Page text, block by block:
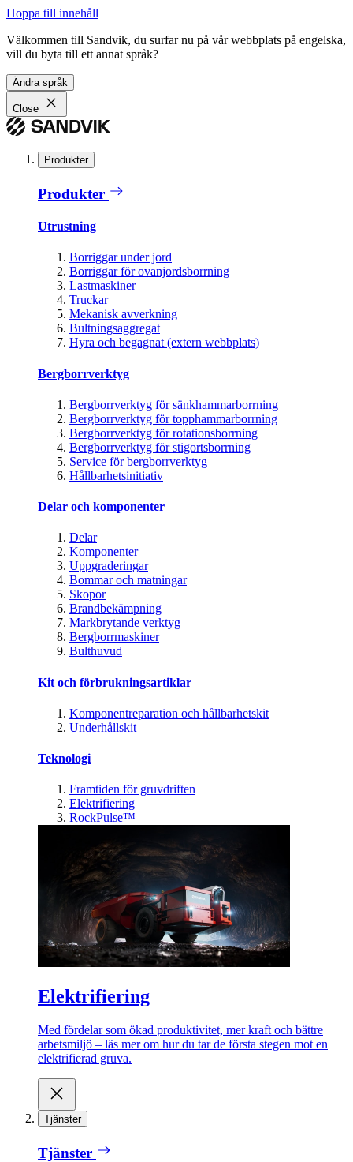
Hoppa till innehåll
Välkommen till Sandvik, du surfar nu på vår webbplats på engelska,
vill du byta till ett annat språk?
Ändra språk
Close
Produkter
Produkter
Utrustning
Borriggar under jord
Borriggar för ovanjordsborrning
Lastmaskiner
Truckar
Mekanisk avverkning
Bultningsaggregat
Hyra och begagnat (extern webbplats)
Bergborrverktyg
Bergborrverktyg för sänkhammarborrning
Bergborrverktyg för topphammarborrning
Bergborrverktyg för rotationsborrning
Bergborrverktyg för stigortsborrning
Service för bergborrverktyg
Hållbarhetsinitiativ
Delar och komponenter
Delar
Komponenter
Uppgraderingar
Bommar och matningar
Skopor
Brandbekämpning
Markbrytande verktyg
Bergborrmaskiner
Bulthuvud
Kit och förbrukningsartiklar
Komponentreparation och hållbarhetskit
Underhållskit
Teknologi
Framtiden för gruvdriften
Elektrifiering
RockPulse™
Elektrifiering
Med fördelar som ökad produktivitet, mer kraft och bättre
arbetsmiljö – läs mer om hur du tar de första stegen mot en
elektrifierad gruva.
Tjänster
Tjänster